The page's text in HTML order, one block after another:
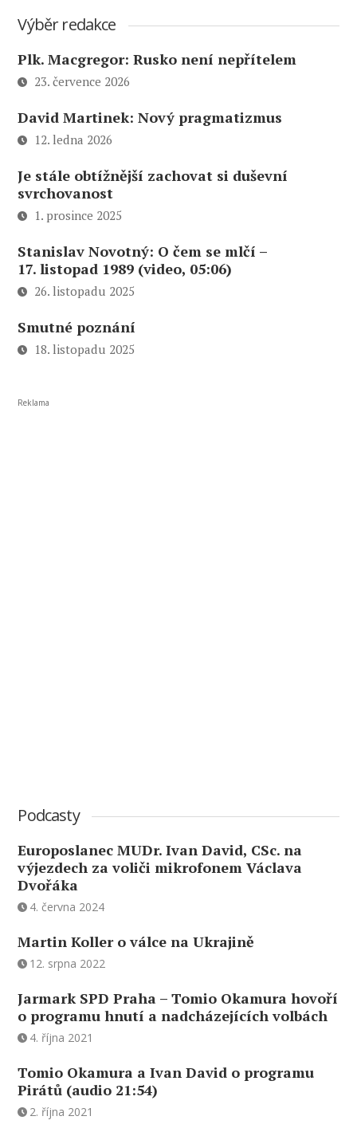
Výběr redakce
Plk. Macgregor: Rusko není nepřítelem
23. července 2026
David Martinek: Nový pragmatizmus
12. ledna 2026
Je stále obtížnější zachovat si duševní
svrchovanost
1. prosince 2025
Stanislav Novotný: O čem se mlčí –
17. listopad 1989 (video, 05:06)
26. listopadu 2025
Smutné poznání
18. listopadu 2025
Reklama
Podcasty
Europoslanec MUDr. Ivan David, CSc. na
výjezdech za voliči mikrofonem Václava
Dvořáka
4. června 2024
Martin Koller o válce na Ukrajině
12. srpna 2022
Jarmark SPD Praha – Tomio Okamura hovoří
o programu hnutí a nadcházejících volbách
4. října 2021
Tomio Okamura a Ivan David o programu
Pirátů (audio 21:54)
2. října 2021